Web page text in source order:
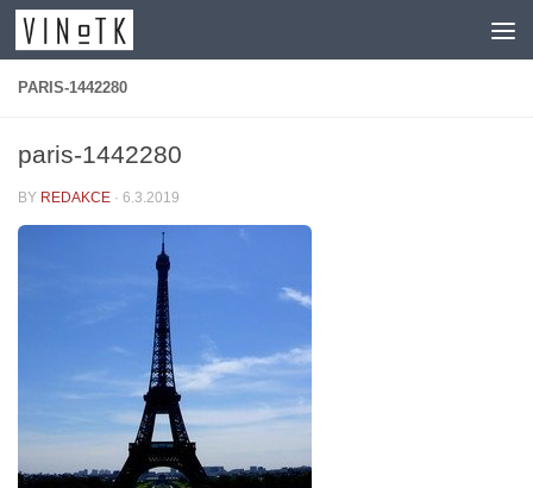
Skip to content
PARIS-1442280
paris-1442280
BY REDAKCE · 6.3.2019